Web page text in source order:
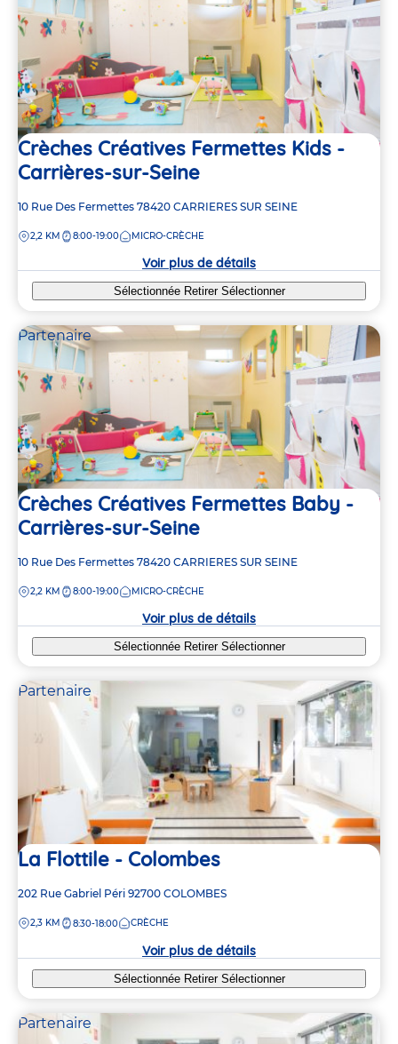
Crèches Créatives Fermettes Kids -
Carrières-sur-Seine
Adresse
la
10 Rue Des Fermettes 78420 CARRIERES SUR SEINE
DISTANCE
2,2 KM 8:00-19:00 MICRO-CRÈCHE
Voir plus de détails
Sélectionnée Retirer Sélectionner
Partenaire
Crèches Créatives Fermettes Baby -
Carrières-sur-Seine
Adresse
la
10 Rue Des Fermettes 78420 CARRIERES SUR SEINE
DISTANCE
2,2 KM 8:00-19:00 MICRO-CRÈCHE
Voir plus de détails
Sélectionnée Retirer Sélectionner
Partenaire
La Flottile - Colombes
Adresse
la
202 Rue Gabriel Péri 92700 COLOMBES
DISTANCE
2,3 KM 8:30-18:00 CRÈCHE
Voir plus de détails
Sélectionnée Retirer Sélectionner
Partenaire
5
3
5
3